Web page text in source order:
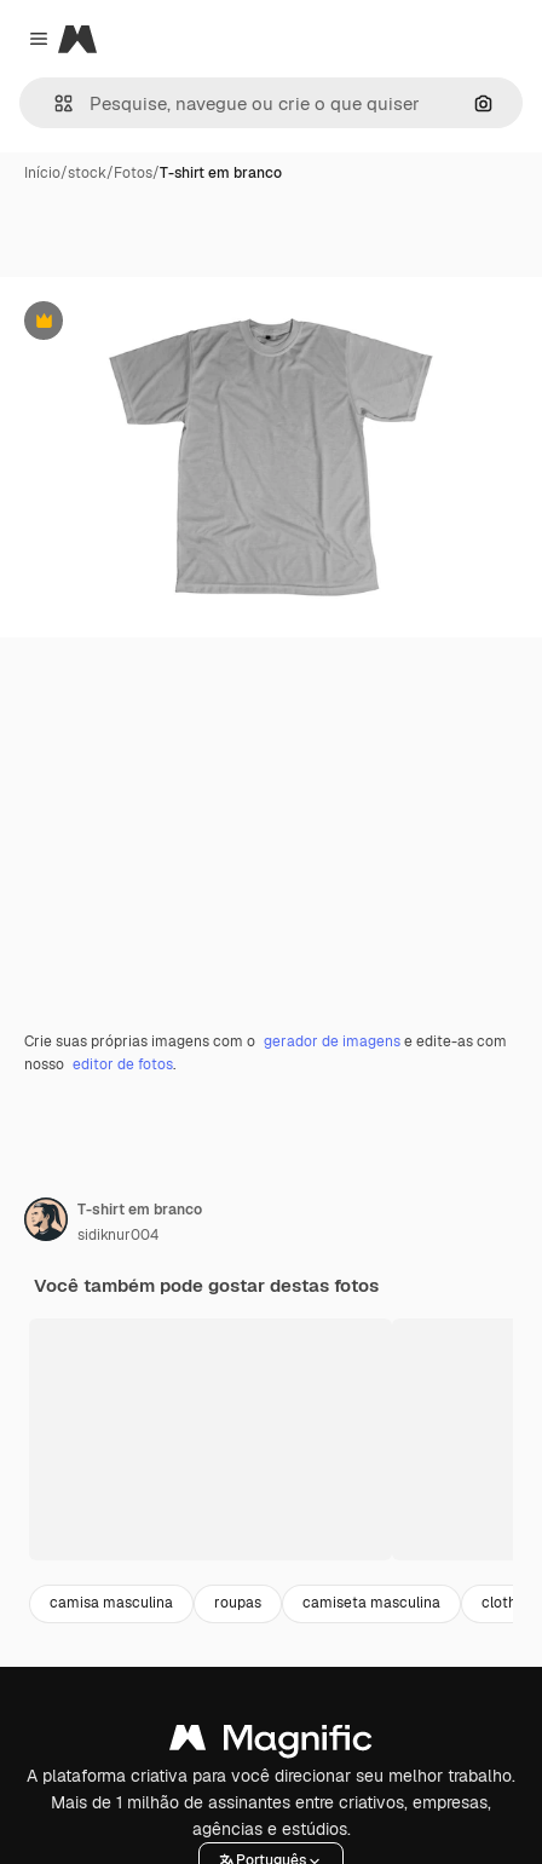
Close menu
Magnific
Início/stock/Fotos/T-shirt em branco
Premium
Crie suas próprias imagens com o gerador de imagense edite-as com
nosso editor de fotos.
T-shirt em branco
sidiknur004
Você também pode gostar destas fotos
camisa masculina roupas camiseta masculina clothes
A plataforma criativa para você direcionar seu melhor trabalho.
Mais de 1 milhão de assinantes entre criativos, empresas,
agências e estúdios.